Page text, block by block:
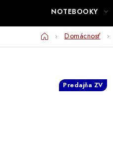
NOTEBOOKY
DomovDomácnosť
Predajňa ZV